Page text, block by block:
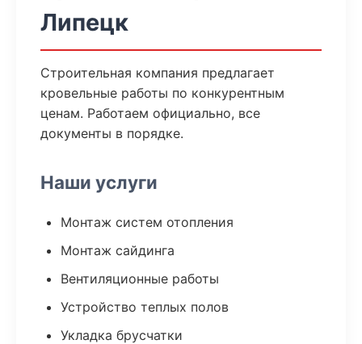
Липецк
Строительная компания предлагает
кровельные работы по конкурентным
ценам. Работаем официально, все
документы в порядке.
Наши услуги
Монтаж систем отопления
Монтаж сайдинга
Вентиляционные работы
Устройство теплых полов
Укладка брусчатки